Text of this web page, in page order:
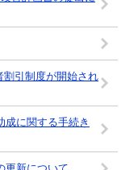
引制度が開始され
成に関する手続き